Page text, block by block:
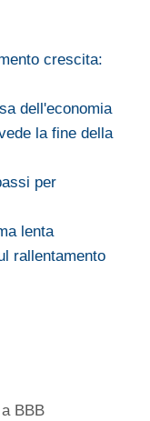
crescita:
dell'economia
la fine della
per
lenta
rallentamento
BBB